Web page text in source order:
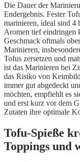
Die Dauer der
Endergebnis. Fester
marinieren, ideal sind 4
Aromen tief eindringen
Geschmack oftmals
Marinieren,
Tofus zersetzen und
ist das Marinieren bei
das Risiko von
immer gut abgedeckt
möchten, empfiehlt es
und erst kurz vor dem
Zutaten ihre optimale
Tofu-Spieße
Toppings und